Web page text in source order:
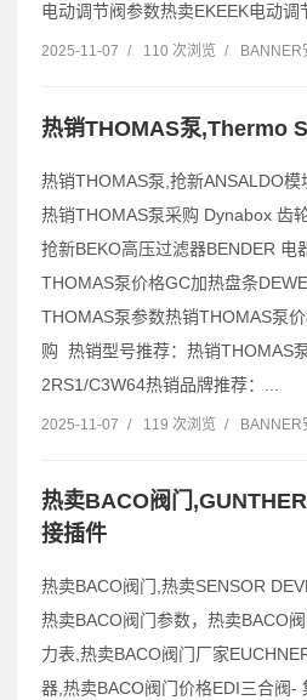
电动调节阀参数热卖EKEEK电动
2025-11-07 / 110 次浏览 / BANNER
热销THOMAS泵,Thermo
热销THOMAS泵,抢新ANSALDO模
热销THOMAS泵采购 Dynabox 齿
抢新BEKO高压过滤器BENDER 电
THOMAS泵价格GC加热盘条
THOMAS泵参数热销THOMAS泵
购 热销型号推荐：热销THOMAS
2RS1/C3W64热销品牌推荐：...
2025-11-07 / 119 次浏览 / BANNER
热卖BACO阀门
接插件
热卖BACO阀门,热卖SENSOR
热卖BACO阀门参数，热卖BACO
力表,热卖BACO阀门厂家
器,热卖BACO阀门价格EDI三合阀-